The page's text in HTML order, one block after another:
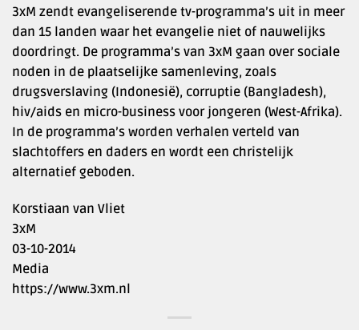
3xM zendt evangeliserende tv-programma’s uit in meer
dan 15 landen waar het evangelie niet of nauwelijks
doordringt. De programma’s van 3xM gaan over sociale
noden in de plaatselijke samenleving, zoals
drugsverslaving (Indonesië), corruptie (Bangladesh),
hiv/aids en micro-business voor jongeren (West-Afrika).
In de programma’s worden verhalen verteld van
slachtoffers en daders en wordt een christelijk
alternatief geboden.
Korstiaan van Vliet
3xM
03-10-2014
Media
https://www.3xm.nl